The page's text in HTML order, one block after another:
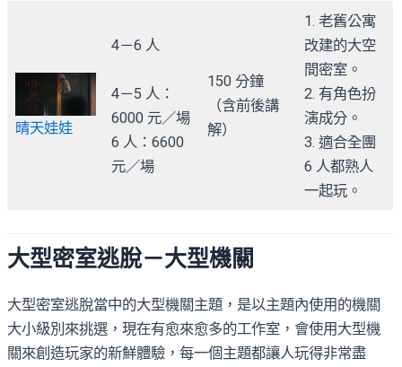
晴天娃娃
4－6 人
4－5 人：
6000 元／場
6 人：6600
元／場
150 分鐘
（含前後講
解）
1. 老舊公寓
改建的大空
間密室。
2. 有角色扮
演成分。
3. 適合全團
6 人都熟人
一起玩。
大型密室逃脫－大型機關
大型密室逃脫當中的大型機關主題，是以主題內使用的機關
大小級別來挑選，現在有愈來愈多的工作室，會使用大型機
關來創造玩家的新鮮體驗，每一個主題都讓人玩得非常盡